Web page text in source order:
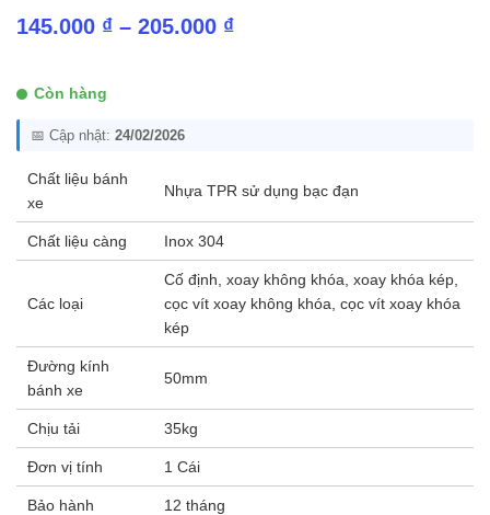
145.000 ₫ – 205.000 ₫Khoảng
Còn hàng
📅 Cập nhật: 24/02/2026
Chất liệu bánh
xe
Nhựa TPR sử dụng bạc đạn
Chất liệu càng Inox 304
Các loại
Cố định, xoay không khóa, xoay khóa kép,
cọc vít xoay không khóa, cọc vít xoay khóa
kép
Đường kính
bánh xe
50mm
Chịu tải 35kg
Đơn vị tính 1 Cái
Bảo hành 12 tháng